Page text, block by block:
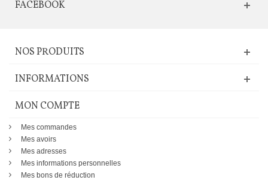
FACEBOOK
NOS PRODUITS
INFORMATIONS
MON COMPTE
Mes commandes
Mes avoirs
Mes adresses
Mes informations personnelles
Mes bons de réduction